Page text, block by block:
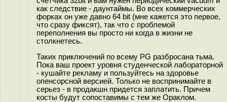
как следствие - даунтаймы. Во всех коммерческих
форках он уже давно 64 bit (мне кажется это первое,
что сразу фиксят), так что с проблемой
переполнения вы просто ни когда в жизни не
столкнетесь.
Таких приключений по всему PG разбросана тьма.
Пока ваш проект уровня студенческой лабораторной
- кушайте рекламу и пользуйтесь на здоровье
опенсорсной версией. Только не воспринимайте в
серьез - в продакшн придется заплатить. Причем
косты будут сопоставимы с тем же Ораклом.